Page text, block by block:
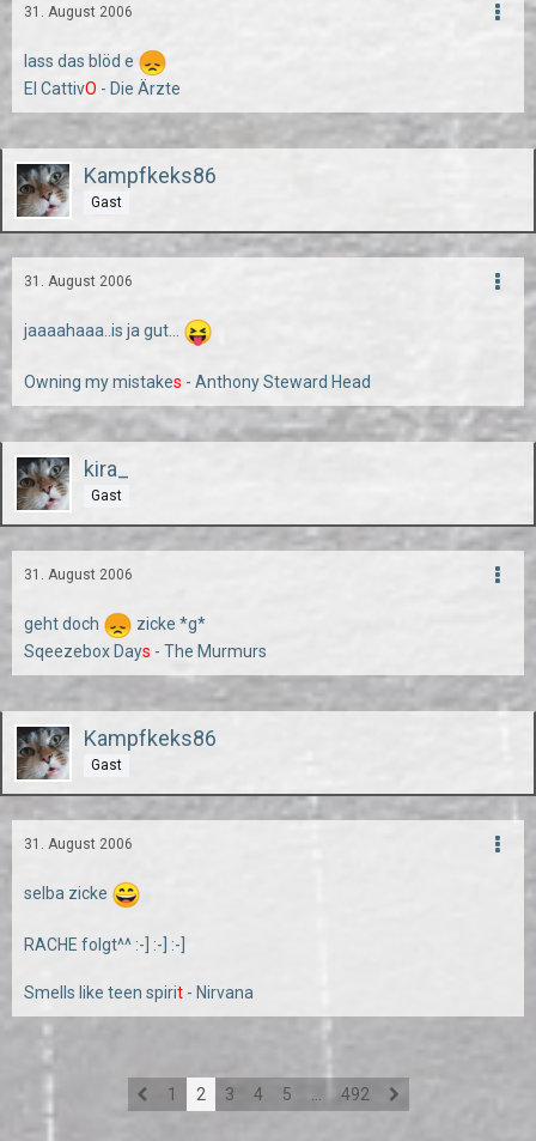
31. August 2006
lass das blöd e
El CattivO - Die Ärzte
Kampfkeks86
Gast
31. August 2006
jaaaahaaa..is ja gut...
Owning my mistakes - Anthony Steward Head
kira_
Gast
31. August 2006
geht doch
zicke *g*
Sqeezebox Days - The Murmurs
Kampfkeks86
Gast
31. August 2006
selba zicke
RACHE folgt^^ :-] :-] :-]
Smells like teen spirit - Nirvana
1 2 3 4 5 492